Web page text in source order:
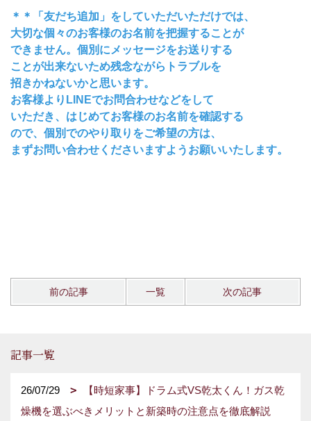
＊＊「友だち追加」をしていただいただけでは、
大切な個々のお客様のお名前を把握することが
できません。個別にメッセージをお送りする
ことが出来ないため残念ながらトラブルを
招きかねないかと思います。
お客様よりLINEでお問合わせなどをして
いただき、はじめてお客様のお名前を確認する
ので、個別でのやり取りをご希望の方は、
まずお問い合わせくださいますようお願いいたします。
前の記事 一覧 次の記事
記事一覧
26/07/29
【時短家事】ドラム式VS乾太くん！ガス乾
燥機を選ぶべきメリットと新築時の注意点を徹底解説